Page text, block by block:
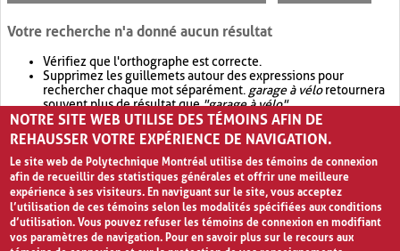
Votre recherche n'a donné aucun résultat
Vérifiez que l'orthographe est correcte.
Supprimez les guillemets autour des expressions pour
rechercher chaque mot séparément. garage à véloretournera
souvent plus de résultat que"garage à vélo".
Envisagez d'élargir votre recherche avec OR.garage OR vélo
retournera souvent plus de résultat quegarage à vélo
NOTRE SITE WEB UTILISE DES TÉMOINS AFIN DE
REHAUSSER VOTRE EXPÉRIENCE DE NAVIGATION.
Le site web de Polytechnique Montréal utilise des témoins de connexion
afin de recueillir des statistiques générales et offrir une meilleure
expérience à ses visiteurs. En naviguant sur le site, vous acceptez
l’utilisation de ces témoins selon les modalités spécifiées aux conditions
d’utilisation. Vous pouvez refuser les témoins de connexion en modifiant
vos paramètres de navigation. Pour en savoir plus sur le recours aux